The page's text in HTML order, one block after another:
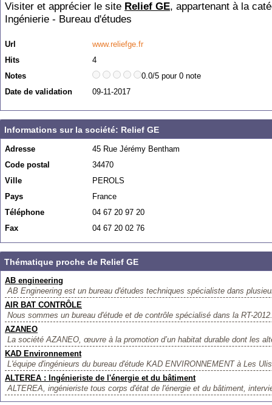
Visiter et apprécier le site Relief GE, appartenant à la
Ingénierie - Bureau d'études
Url
www.reliefge.fr
Hits
4
Notes
0.0/5 pour 0 note
Date de validation
09-11-2017
Informations sur la société: Relief GE
Adresse
45 Rue Jérémy Bentham
Code postal
34470
Ville
PEROLS
Pays
France
Téléphone
04 67 20 97 20
Fax
04 67 20 02 76
Thématique proche de Relief GE
AB engineering
AB Engineering est un bureau d'études techniques spécialiste dans
AIR BAT CONTRÔLE
Nous sommes un bureau d'étude et de contrôle spécialisé dans la RT-
AZANEO
La société AZANEO, œuvre à la promotion d’un habitat durable dont les
KAD Environnement
L'équipe d'ingénieurs du bureau d'étude KAD ENVIRONNEMENT à Les
ALTEREA : Ingénieriste de l'énergie et du bâtiment
ALTEREA, ingénieriste tous corps d'état de l'énergie et du bâtiment,